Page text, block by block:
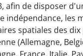
afin de disposer
indépendance, les
spatiales des dix
(Allemagne,